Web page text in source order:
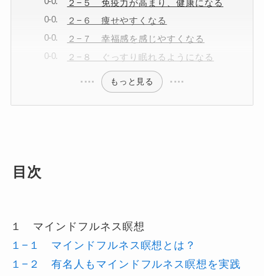
２−５ 免疫力が高まり、健康になる
２−６ 痩せやすくなる
２−７ 幸福感を感じやすくなる
２−８ ぐっすり眠れるようになる
もっと見る
目次
１ マインドフルネス瞑想
１−１ マインドフルネス瞑想とは？
１−２ 有名人もマインドフルネス瞑想を実践